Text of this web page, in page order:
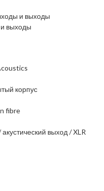
и выходы
выходы
корпус
fibre
акустический выход / XLR